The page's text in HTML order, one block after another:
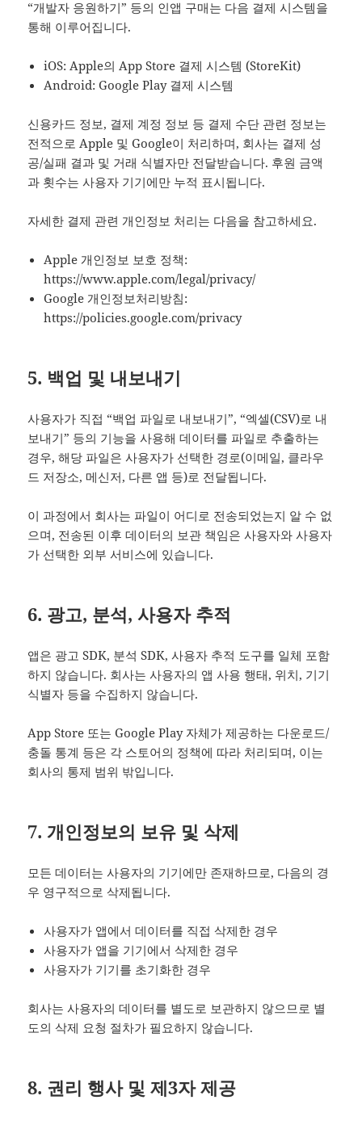
“개발자 응원하기” 등의 인앱 구매는 다음 결제 시스템을
통해 이루어집니다.
iOS: Apple의 App Store 결제 시스템 (StoreKit)
Android: Google Play 결제 시스템
신용카드 정보, 결제 계정 정보 등 결제 수단 관련 정보는
전적으로 Apple 및 Google이 처리하며, 회사는 결제 성
공/실패 결과 및 거래 식별자만 전달받습니다. 후원 금액
과 횟수는 사용자 기기에만 누적 표시됩니다.
자세한 결제 관련 개인정보 처리는 다음을 참고하세요.
Apple 개인정보 보호 정책:
https://www.apple.com/legal/privacy/
Google 개인정보처리방침:
https://policies.google.com/privacy
5. 백업 및 내보내기
사용자가 직접 “백업 파일로 내보내기”, “엑셀(CSV)로 내
보내기” 등의 기능을 사용해 데이터를 파일로 추출하는
경우, 해당 파일은 사용자가 선택한 경로(이메일, 클라우
드 저장소, 메신저, 다른 앱 등)로 전달됩니다.
이 과정에서 회사는 파일이 어디로 전송되었는지 알 수 없
으며, 전송된 이후 데이터의 보관 책임은 사용자와 사용자
가 선택한 외부 서비스에 있습니다.
6. 광고, 분석, 사용자 추적
앱은 광고 SDK, 분석 SDK, 사용자 추적 도구를 일체 포함
하지 않습니다. 회사는 사용자의 앱 사용 행태, 위치, 기기
식별자 등을 수집하지 않습니다.
App Store 또는 Google Play 자체가 제공하는 다운로드/
충돌 통계 등은 각 스토어의 정책에 따라 처리되며, 이는
회사의 통제 범위 밖입니다.
7. 개인정보의 보유 및 삭제
모든 데이터는 사용자의 기기에만 존재하므로, 다음의 경
우 영구적으로 삭제됩니다.
사용자가 앱에서 데이터를 직접 삭제한 경우
사용자가 앱을 기기에서 삭제한 경우
사용자가 기기를 초기화한 경우
회사는 사용자의 데이터를 별도로 보관하지 않으므로 별
도의 삭제 요청 절차가 필요하지 않습니다.
8. 권리 행사 및 제3자 제공